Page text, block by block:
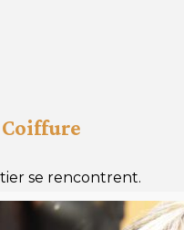
se rencontrent.